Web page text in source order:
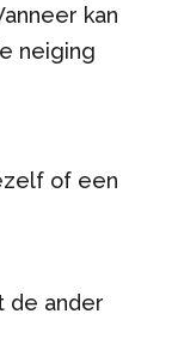
kan
neiging
of een
de ander